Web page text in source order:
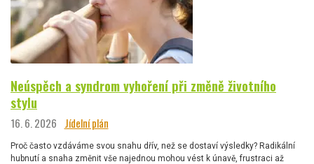
Neúspěch a syndrom vyhoření při změně životního
stylu
16. 6. 2026 Jídelní plán
Proč často vzdáváme svou snahu dřív, než se dostaví výsledky? Radikální
hubnutí a snaha změnit vše najednou mohou vést k únavě, frustraci až